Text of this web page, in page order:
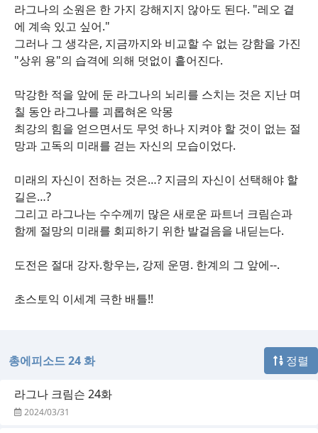
라그나의 소원은 한 가지 강해지지 않아도 된다. "레오 곁
에 계속 있고 싶어."
그러나 그 생각은, 지금까지와 비교할 수 없는 강함을 가진
"상위 용"의 습격에 의해 덧없이 흩어진다.
막강한 적을 앞에 둔 라그나의 뇌리를 스치는 것은 지난 며
칠 동안 라그나를 괴롭혀온 악몽
최강의 힘을 얻으면서도 무엇 하나 지켜야 할 것이 없는 절
망과 고독의 미래를 걷는 자신의 모습이었다.
미래의 자신이 전하는 것은…? 지금의 자신이 선택해야 할
길은…?
그리고 라그나는 수수께끼 많은 새로운 파트너 크림슨과
함께 절망의 미래를 회피하기 위한 발걸음을 내딛는다.
도전은 절대 강자.항우는, 강제 운명. 한계의 그 앞에--.
초스토익 이세계 극한 배틀!!
총에피소드 24 화 정렬
라그나 크림슨 24화
2024/03/31